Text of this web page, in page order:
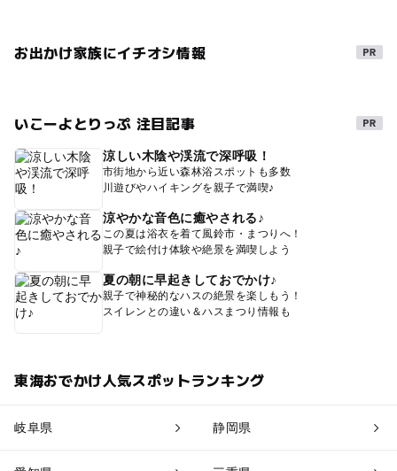
お出かけ家族にイチオシ情報
いこーよとりっぷ 注目記事
涼しい木陰や渓流で深呼吸！
市街地から近い森林浴スポットも多数
川遊びやハイキングを親子で満喫♪
涼やかな音色に癒やされる♪
この夏は浴衣を着て風鈴市・まつりへ！
親子で絵付け体験や絶景を満喫しよう
夏の朝に早起きしておでかけ♪
親子で神秘的なハスの絶景を楽しもう！
スイレンとの違い＆ハスまつり情報も
東海おでかけ人気スポットランキング
岐阜県 静岡県